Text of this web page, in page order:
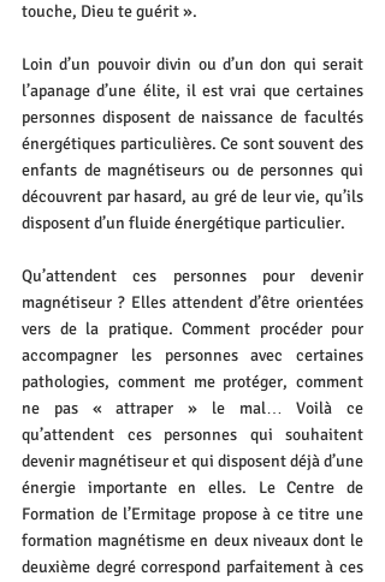
touche, Dieu te guérit ».
Loin d’un pouvoir divin ou d’un don qui serait
l’apanage d’une élite, il est vrai que certaines
personnes disposent de naissance de facultés
énergétiques particulières. Ce sont souvent des
enfants de magnétiseurs ou de personnes qui
découvrent par hasard, au gré de leur vie, qu’ils
disposent d’un fluide énergétique particulier.
Qu’attendent ces personnes pour devenir
magnétiseur ? Elles attendent d’être orientées
vers de la pratique. Comment procéder pour
accompagner les personnes avec certaines
pathologies, comment me protéger, comment
ne pas « attraper » le mal… Voilà ce
qu’attendent ces personnes qui souhaitent
devenir magnétiseur et qui disposent déjà d’une
énergie importante en elles. Le Centre de
Formation de l’Ermitage propose à ce titre une
formation magnétisme en deux niveaux dont le
deuxième degré correspond parfaitement à ces